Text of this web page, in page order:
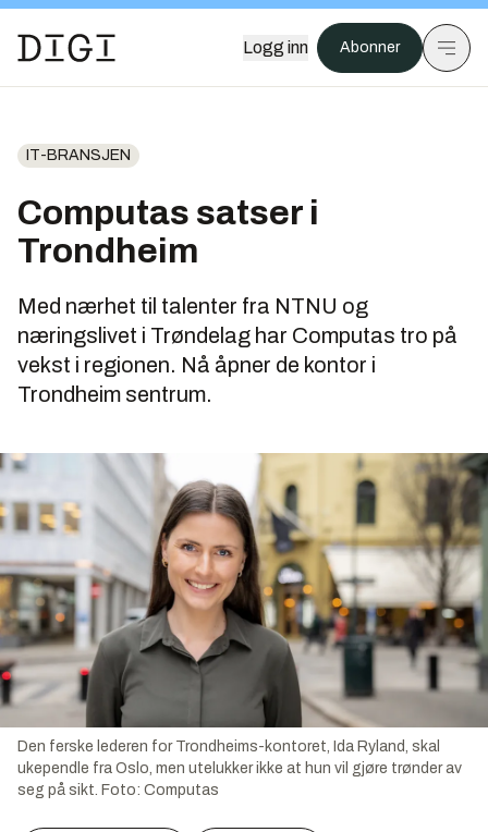
Logg inn Abonner
IT-BRANSJEN
Computas satser i
Trondheim
Med nærhet til talenter fra NTNU og
næringslivet i Trøndelag har Computas tro på
vekst i regionen. Nå åpner de kontor i
Trondheim sentrum.
Den ferske lederen for Trondheims-kontoret, Ida Ryland, skal
ukependle fra Oslo, men utelukker ikke at hun vil gjøre trønder av
seg på sikt. Foto: Computas